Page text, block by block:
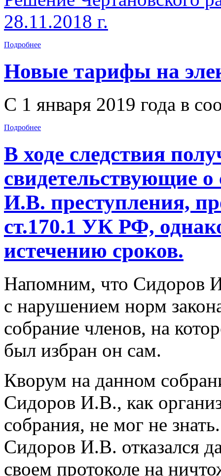
28.11.2018 г.
Подробнее
Новые тарифы на
С 1 января 2019 года в
Подробнее
В ходе следствия
свидетельствующие
И.В. преступления,
ст.170.1 УК РФ,
истечению сроков.
Напомним, что Сидоров
с нарушением норм
собрание членов, на
был избран он сам.
Кворум на данном
Сидоров И.В., как
собрания, не мог не
Сидоров И.В. отказался
своем протоколе на